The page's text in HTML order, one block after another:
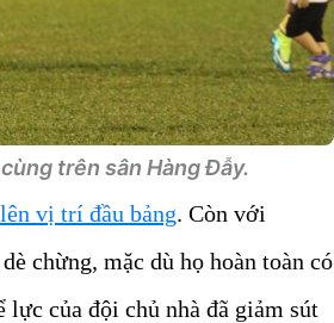
trên sân Hàng Đẫy.
vị trí đầu bảng. Còn với
chừng, mặc dù họ hoàn toàn có
của đội chủ nhà đã giảm sút